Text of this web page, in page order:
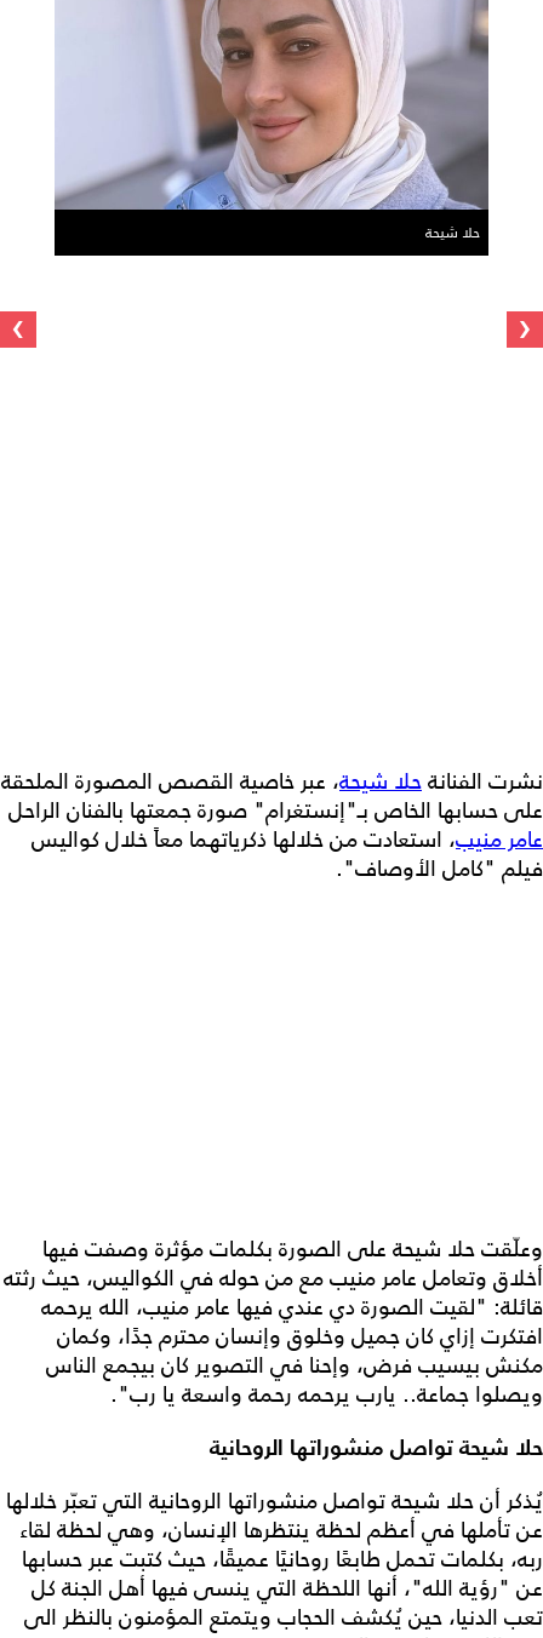
حلا شيحة
‹
›
نشرت الفنانةحلا شيحة، عبر خاصية القصص المصورة الملحقة
على حسابها الخاص بـ"إنستغرام" صورة جمعتها بالفنان الراحل
عامر منيب، استعادت من خلالها ذكرياتهما معاً خلال كواليس
فيلم "كامل الأوصاف".
وعلّقت حلا شيحة على الصورة بكلمات مؤثرة وصفت فيها
أخلاق وتعامل عامر منيب مع من حوله في الكواليس، حيث رثته
قائلة: "لقيت الصورة دي عندي فيها عامر منيب، الله يرحمه
افتكرت إزاي كان جميل وخلوق وإنسان محترم جدًا، وكمان
مكنش بيسيب فرض، وإحنا في التصوير كان بيجمع الناس
ويصلوا جماعة.. يارب يرحمه رحمة واسعة يا رب".
حلا شيحة تواصل منشوراتها الروحانية
يُذكر أن حلا شيحة تواصل منشوراتها الروحانية التي تعبّر خلالها
عن تأملها في أعظم لحظة ينتظرها الإنسان، وهي لحظة لقاء
ربه، بكلمات تحمل طابعًا روحانيًا عميقًا، حيث كتبت عبر حسابها
عن "رؤية الله"، أنها اللحظة التي ينسى فيها أهل الجنة كل
تعب الدنيا، حين يُكشف الحجاب ويتمتع المؤمنون بالنظر الى